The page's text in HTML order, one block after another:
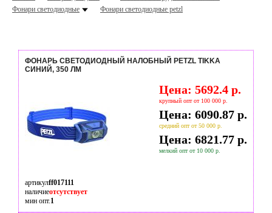
Фонари светодиодные
Фонари светодиодные petzl
ФОНАРЬ СВЕТОДИОДНЫЙ НАЛОБНЫЙ PETZL TIKKA
СИНИЙ, 350 ЛМ
Цена: 5692.4 р.
крупный опт от 100 000 р.
Цена: 6090.87 р.
средний опт от 50 000 р.
Цена: 6821.77 р.
мелкий опт от 10 000 р.
артикулff017111
наличиеотсутствует
мин опт.1